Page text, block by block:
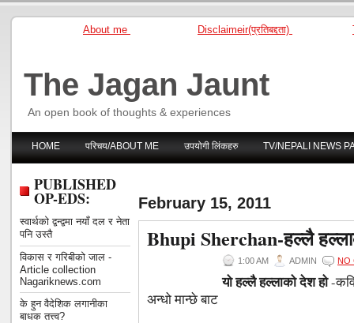
About me Disclaimeir(प्रतिबद्दता)
The Jagan Jaunt
An open book of thoughts & experiences
HOME परिचय/ABOUT ME उपयोगी लिंकहरु TV/NEPALI NEWS
PUBLISHED
OP-EDS:
स्वार्थको द्वन्द्वमा नयाँ दल र नेता
पनि उस्तै
विकास र गरिबीको जाल -
Article collection
Nagariknews.com
के हुन वैदेशिक लगानीका
बाधक तत्त्व?
February 15, 2011
Bhupi Sherchan-हल्लै
1:00 AM ADMIN NO
यो हल्लै हल्लाको देश हो-
अन्धो मान्छे बाट